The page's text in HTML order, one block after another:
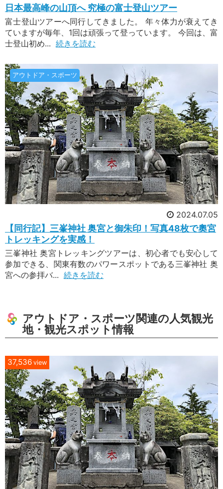
日本最高峰の山頂へ 究極の富士登山ツアー
富士登山ツアーへ同行してきました。 年々体力が衰えてき
ていますが毎年、1回は頑張って登っています。 今回は、富
士登山初め... 続きを読む
アウトドア・スポーツ
2024.07.05
【同行記】三峯神社 奥宮と御朱印！写真48枚で奧宮
トレッキングを実感！
三峯神社 奥宮トレッキングツアーは、初心者でも安心して
参加できる、関東有数のパワースポットである三峯神社 奥
宮への参拝バ... 続きを読む
アウトドア・スポーツ関連の人気観光
地・観光スポット情報
37,536 view